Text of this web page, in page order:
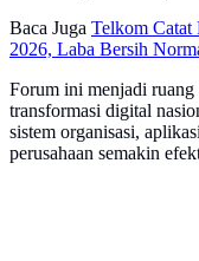
Baca Juga Telkom Catat
2026, Laba Bersih
Forum ini menjadi ruang
transformasi digital
sistem organisasi,
perusahaan semakin